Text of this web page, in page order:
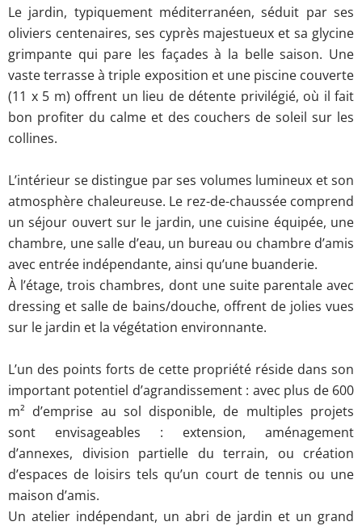
Le jardin, typiquement méditerranéen, séduit par ses
oliviers centenaires, ses cyprès majestueux et sa glycine
grimpante qui pare les façades à la belle saison. Une
vaste terrasse à triple exposition et une piscine couverte
(11 x 5 m) offrent un lieu de détente privilégié, où il fait
bon profiter du calme et des couchers de soleil sur les
collines.
L’intérieur se distingue par ses volumes lumineux et son
atmosphère chaleureuse. Le rez-de-chaussée comprend
un séjour ouvert sur le jardin, une cuisine équipée, une
chambre, une salle d’eau, un bureau ou chambre d’amis
avec entrée indépendante, ainsi qu’une buanderie.
À l’étage, trois chambres, dont une suite parentale avec
dressing et salle de bains/douche, offrent de jolies vues
sur le jardin et la végétation environnante.
L’un des points forts de cette propriété réside dans son
important potentiel d’agrandissement : avec plus de 600
m² d’emprise au sol disponible, de multiples projets
sont envisageables : extension, aménagement
d’annexes, division partielle du terrain, ou création
d’espaces de loisirs tels qu’un court de tennis ou une
maison d’amis.
Un atelier indépendant, un abri de jardin et un grand